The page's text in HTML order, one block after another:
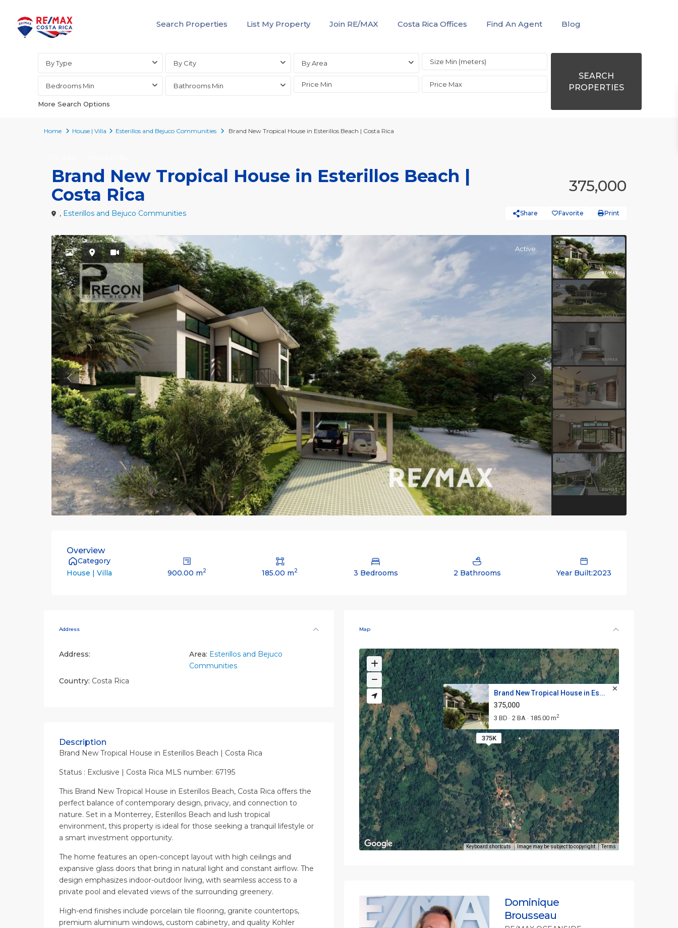
Search Properties List My Property Join RE/MAX Costa Rica Offices Find An Agent
Blog
Advanced Search
By Type By City By Area
Bedrooms Min Bathrooms Min
More Search Options
SEARCH
PROPERTIES
Home House | Villa Esterillos and Bejuco Communities Brand New Tropical House in Esterillos Beach | Costa Rica
Brand New Tropical House in Esterillos Beach |
Costa Rica
375,000
, Esterillos and Bejuco Communities Share Favorite Print
Active
Previous Previous
Overview
Category
House | Villa
900.00 m2 185.00 m2 3 Bedrooms 2 Bathrooms Year Built:2023
Address
Address: Area: Esterillos and Bejuco
Communities
Country: Costa Rica
Description
Brand New Tropical House in Esterillos Beach | Costa Rica
Status : Exclusive | Costa Rica MLS number: 67195
This Brand New Tropical House in Esterillos Beach, Costa Rica offers the
perfect balance of contemporary design, privacy, and connection to
nature. Set in a Monterrey, Esterillos Beach and lush tropical
environment, this property is ideal for those seeking a tranquil lifestyle or
a smart investment opportunity.
The home features an open-concept layout with high ceilings and
expansive glass doors that bring in natural light and constant airflow. The
design emphasizes indoor-outdoor living, with seamless access to a
private pool and elevated views of the surrounding greenery.
High-end finishes include porcelain tile flooring, granite countertops,
premium aluminum windows, custom cabinetry, and quality Kohler
Map
375K
Brand New Tropical House in Es...
375,000
3 BD · 2 BA · 185.00 m2
Keyboard shortcuts Image may be subject to copyright Terms
Dominique
Brousseau